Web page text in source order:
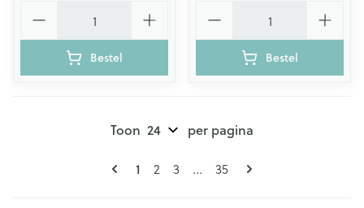
Bestel Bestel
Pagina's
U lees momenteel pagina
1 Pagina
2 Pagina
3 ... Pagina
35
Toon per pagina